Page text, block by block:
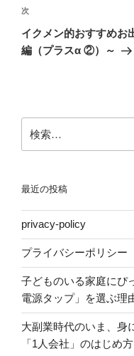
ビ
ゲ
ー
稿
次
の
投
次
イクメン的おすすめ
編（プラスα ②）～
索:
最近の投稿
privacy-policy
プライバシーポリシー
子どものいる家庭にぴ
電源タップ」を選ぶ理
大副業時代のいま、身
「1人会社」のはじめ方